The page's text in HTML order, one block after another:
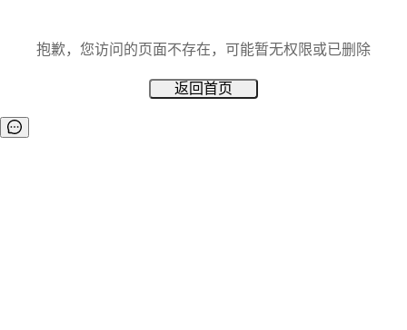
抱歉，您访问的页面不存在，可能暂无权限或已删除
返回首页